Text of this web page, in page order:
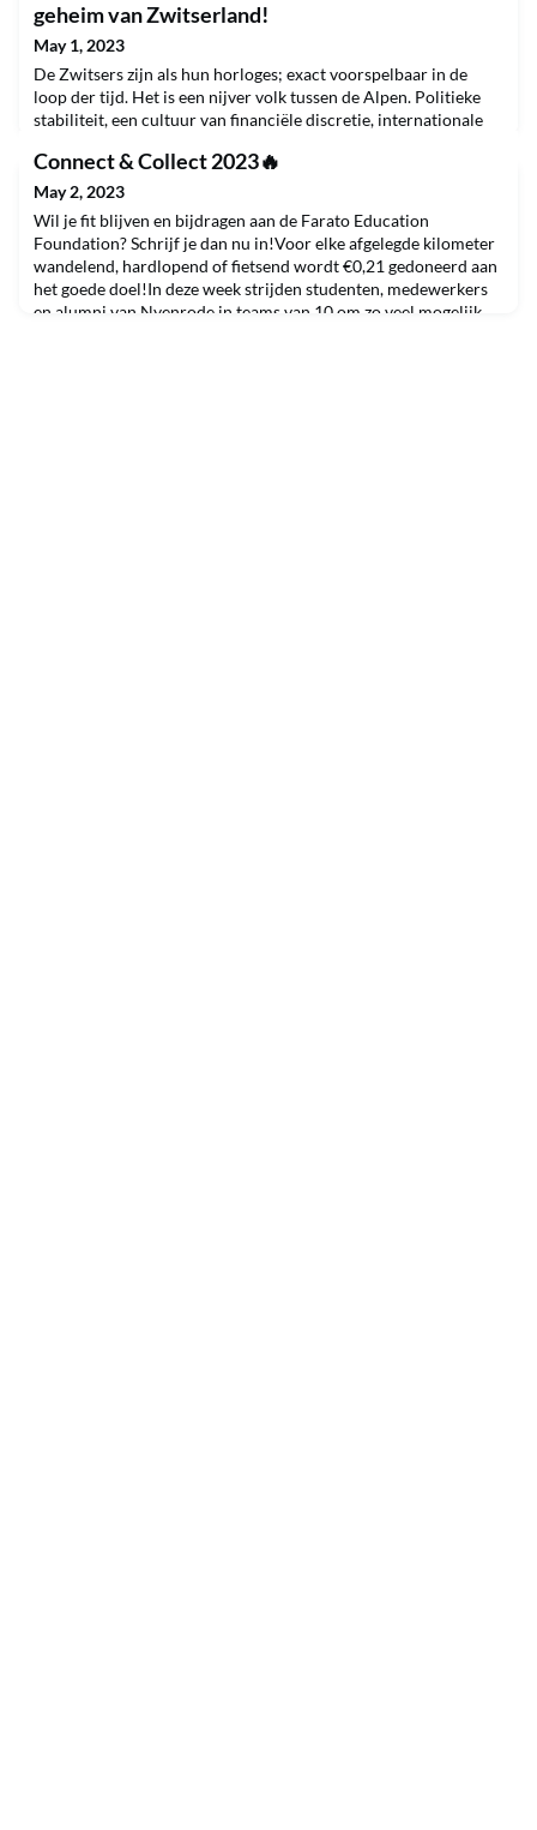
geheim van Zwitserland!
May 1, 2023
De Zwitsers zijn als hun horloges; exact voorspelbaar in de
loop der tijd. Het is een nijver volk tussen de Alpen. Politieke
stabiliteit, een cultuur van financiële discretie, internationale
development en een vrijhaven voor gefortuneerde
machthebbers hebben Zwitserland een unieke status bezorgd.
Uit alle windstreken werd en wordt geld, al dan n
Connect & Collect 2023🔥
May 2, 2023
Wil je fit blijven en bijdragen aan de Farato Education
Foundation? Schrijf je dan nu in!Voor elke afgelegde kilometer
wandelend, hardlopend of fietsend wordt €0,21 gedoneerd aan
het goede doel!In deze week strijden studenten, medewerkers
en alumni van Nyenrode in teams van 10 om zo veel mogelijk